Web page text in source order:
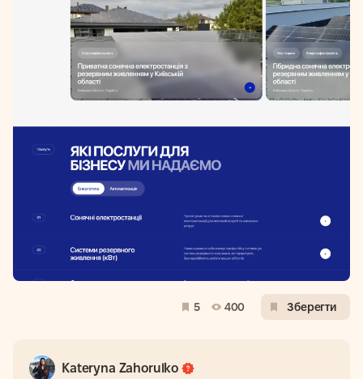
5 400 Зберегти
Kateryna Zahorulko